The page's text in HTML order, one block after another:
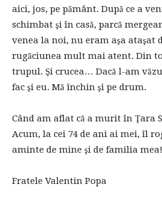
aici, jos, pe pământ. După ce a
schimbat şi în casă, parcă
venea la noi, nu eram aşa ataşat
rugăciunea mult mai atent. Din
trupul. Şi crucea… Dacă l-am
fac şi eu. Mă închin şi pe drum.
Când am aflat că a murit în Ţara
Acum, la cei 74 de ani ai mei, îl
aminte de mine şi de familia mea!
Fratele Valentin Popa